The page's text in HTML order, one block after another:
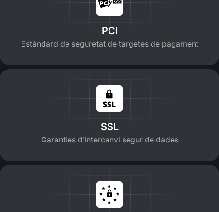
PCI
Estàndard de seguretat de targetes de pagament
SSL
Garanties d’intercanvi segur de dades